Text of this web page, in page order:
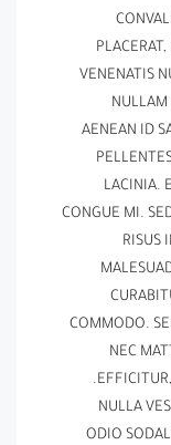
VENENATIS
NULLAM
AENEAN ID
LACINIA.
CONGUE MI.
RISUS
COMMODO.
NEC
NULLA
ODIO